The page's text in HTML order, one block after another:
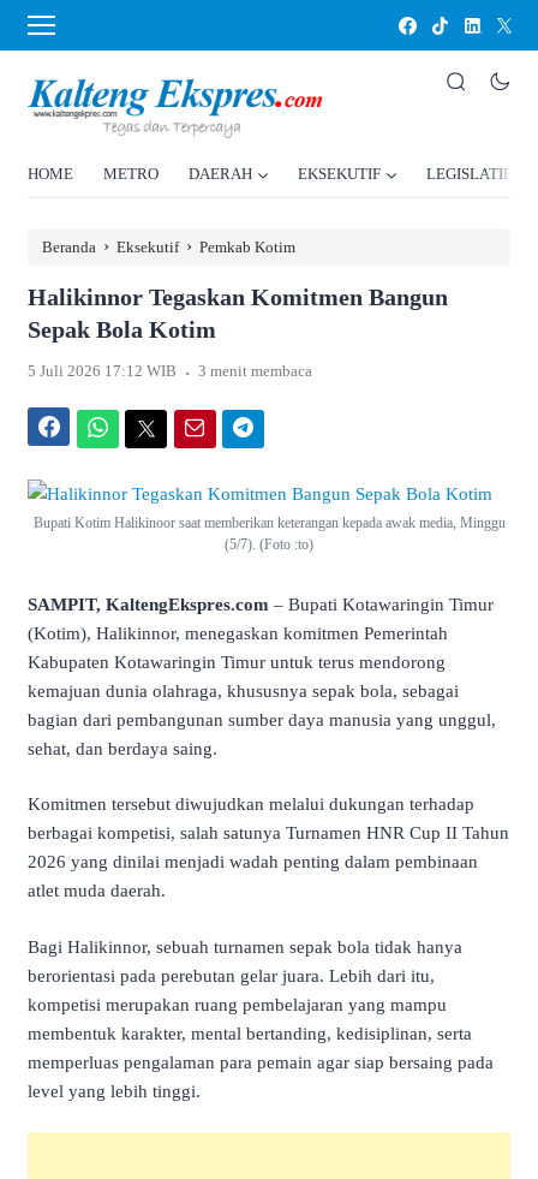
HOME METRO DAERAH EKSEKUTIF LEGISLATIF
Beranda › Eksekutif › Pemkab Kotim
Halikinnor Tegaskan Komitmen Bangun
Sepak Bola Kotim
5 Juli 2026 17:12 WIB . 3 menit membaca
Bupati Kotim Halikinoor saat memberikan keterangan kepada awak media, Minggu
(5/7). (Foto :to)
SAMPIT, KaltengEkspres.com – Bupati Kotawaringin Timur
(Kotim), Halikinnor, menegaskan komitmen Pemerintah
Kabupaten Kotawaringin Timur untuk terus mendorong
kemajuan dunia olahraga, khususnya sepak bola, sebagai
bagian dari pembangunan sumber daya manusia yang unggul,
sehat, dan berdaya saing.
Komitmen tersebut diwujudkan melalui dukungan terhadap
berbagai kompetisi, salah satunya Turnamen HNR Cup II Tahun
2026 yang dinilai menjadi wadah penting dalam pembinaan
atlet muda daerah.
Bagi Halikinnor, sebuah turnamen sepak bola tidak hanya
berorientasi pada perebutan gelar juara. Lebih dari itu,
kompetisi merupakan ruang pembelajaran yang mampu
membentuk karakter, mental bertanding, kedisiplinan, serta
memperluas pengalaman para pemain agar siap bersaing pada
level yang lebih tinggi.